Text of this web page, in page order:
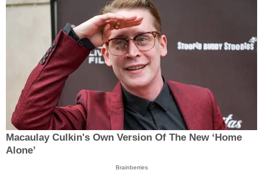
Macaulay Culkin's Own Version Of The New ‘Home
Alone’
Brainberries